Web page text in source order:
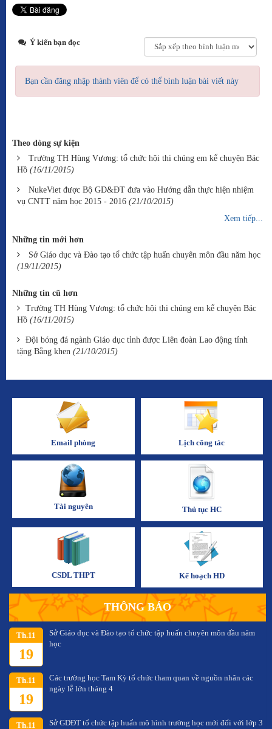
Ý kiến bạn đọc
Bạn cần đăng nhập thành viên để có thể bình luận bài viết này
Theo dòng sự kiện
Trường TH Hùng Vương: tổ chức hội thi chúng em kể chuyện Bác
Hồ (16/11/2015)
NukeViet được Bộ GD&ĐT đưa vào Hướng dẫn thực hiện nhiệm
vụ CNTT năm học 2015 - 2016 (21/10/2015)
Xem tiếp...
Những tin mới hơn
Sở Giáo dục và Đào tạo tổ chức tập huấn chuyên môn đầu năm học
(19/11/2015)
Những tin cũ hơn
Trường TH Hùng Vương: tổ chức hội thi chúng em kể chuyện Bác
Hồ (16/11/2015)
Đội bóng đá ngành Giáo dục tỉnh được Liên đoàn Lao động tỉnh
tặng Bằng khen (21/10/2015)
Email phòng Lịch công tác
Tài nguyên Thủ tục HC
CSDL THPT Kế hoạch HD
THÔNG BÁO
Th.11
19
Sở Giáo dục và Đào tạo tổ chức tập huấn chuyên môn đầu năm
học
Th.11
19
Các trường học Tam Kỳ tổ chức tham quan về nguồn nhân các
ngày lễ lớn tháng 4
Th.11
Sở GDĐT tổ chức tập huấn mô hình trường học mới đối với lớp 3